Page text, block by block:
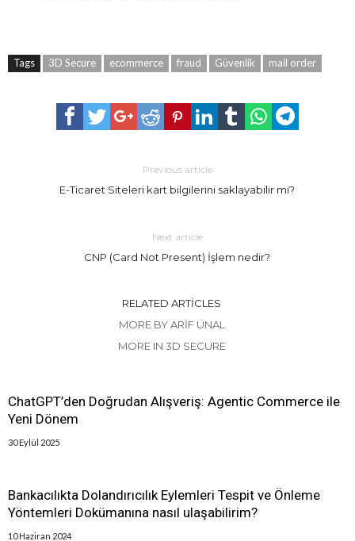
Tags 3D Secure ecommerce fraud Güvenlik mail order
Previous article
E-Ticaret Siteleri kart bilgilerini saklayabilir mi?
Next article
CNP (Card Not Present) İşlem nedir?
RELATED ARTICLES
MORE BY ARIF ÜNAL
MORE IN 3D SECURE
ChatGPT’den Doğrudan Alışveriş: Agentic Commerce ile
Yeni Dönem
30 Eylül 2025
Bankacılıkta Dolandırıcılık Eylemleri Tespit ve Önleme
Yöntemleri Dokümanına nasıl ulaşabilirim?
10 Haziran 2024